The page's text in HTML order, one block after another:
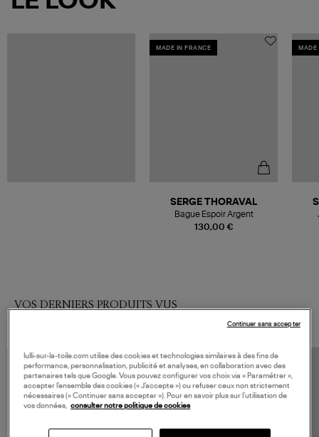
MADE IN FRANCE
130,00 €
SERGE THORAVAL
Bague Espoir Argent
MADE
VOS DERNIERS PRODUITS VUS
lulli-sur-la-toile.com utilise des cookies et technologies similaires à des fins de
performance, personnalisation, publicité et analyses, en collaboration avec des
partenaires tels que Google. Vous pouvez configurer vos choix via « Paramétrer »,
accepter l’ensemble des cookies (« J’accepte ») ou refuser ceux non strictement
nécessaires (« Continuer sans accepter »). Pour en savoir plus sur l’utilisation de
vos données, consulter notre politique de cookies
Continuer sans accepter